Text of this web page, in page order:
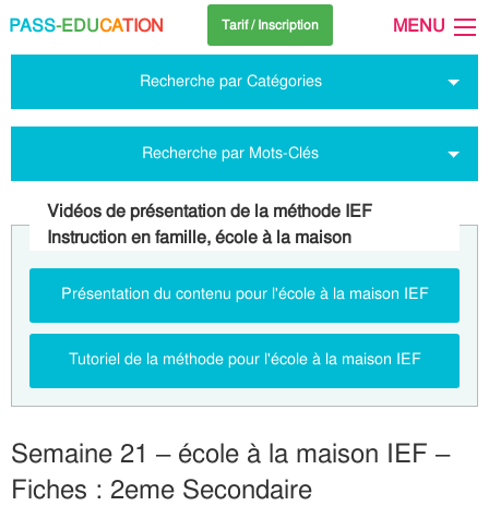
PASS-EDUCATION Tarif / Inscription MENU
Recherche par Catégories
Recherche par Mots-Clés
Vidéos de présentation de la méthode IEF
Instruction en famille, école à la maison
Présentation du contenu pour l'école à la maison IEF
Tutoriel de la méthode pour l'école à la maison IEF
Semaine 21 – école à la maison IEF –
Fiches : 2eme Secondaire